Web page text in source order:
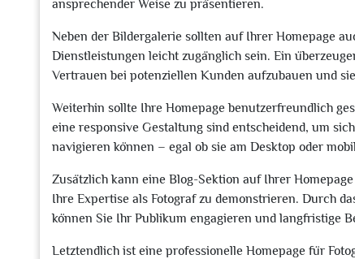
ansprechender Weise zu präsentieren.
Neben der Bildergalerie sollten auf Ihrer Homepage
Dienstleistungen leicht zugänglich sein. Ein
Vertrauen bei potenziellen Kunden aufzubauen und
Weiterhin sollte Ihre Homepage benutzerfreundlich
eine responsive Gestaltung sind entscheidend, um
navigieren können – egal ob sie am Desktop oder
Zusätzlich kann eine Blog-Sektion auf Ihrer
Ihre Expertise als Fotograf zu demonstrieren. Durch
können Sie Ihr Publikum engagieren und langfristige
Letztendlich ist eine professionelle Homepage für